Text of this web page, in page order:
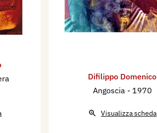
Difilippo Domenico
Angoscia - 1970
Visualizza scheda